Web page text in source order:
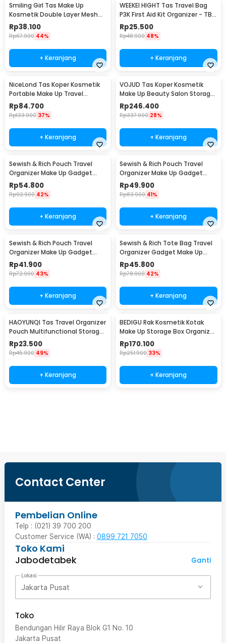
Smiling Girl Tas Make Up
Kosmetik Double Layer Mesh
20.5x13.5x14cm - SMG6
Rp38.100
Rp67.900 44%
+ Keranjang
WEEKEI HIGHT Tas Travel Bag
P3K First Aid Kit Organizer - TB-
0621
Rp25.500
Rp48.900 48%
+ Keranjang
NiceLond Tas Koper Kosmetik
Portable Make Up Travel
dengan Cermin Kecil - H500
Rp84.700
Rp133.900 37%
+ Keranjang
VOJUD Tas Koper Kosmetik
Make Up Beauty Salon Storage
Box 32cm - H740
Rp246.400
Rp337.900 28%
+ Keranjang
Sewish & Rich Pouch Travel
Organizer Make Up Gadget
Boxy Waterproof - SR12
Rp54.800
Rp92.900 42%
+ Keranjang
Sewish & Rich Pouch Travel
Organizer Make Up Gadget
Waterproof - SR14
Rp49.900
Rp83.900 41%
+ Keranjang
Sewish & Rich Pouch Travel
Organizer Make Up Gadget
with Strap 1PCS - SR15
Rp41.900
Rp72.900 43%
+ Keranjang
Sewish & Rich Tote Bag Travel
Organizer Gadget Make Up
Pouch - SR16
Rp45.800
Rp78.900 42%
+ Keranjang
HAOYUNQI Tas Travel Organizer
Pouch Multifunctional Storage
Bag - XD130
Rp23.500
Rp45.900 49%
+ Keranjang
BEDIGU Rak Kosmetik Kotak
Make Up Storage Box Organizer
3 Layer - BD3
Rp170.100
Rp251.900 33%
+ Keranjang
Contact Center
Pembelian Online
Telp : (021) 39 700 200
Customer Service (WA) : 0899 721 7050
Toko Kami
Jabodetabek
Ganti
Lokasi
Jakarta Pusat
Toko
Bendungan Hilir Raya Blok G1 No. 10
Jakarta Pusat